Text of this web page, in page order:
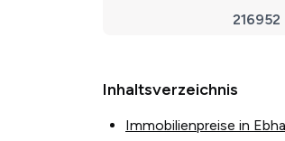
Inhaltsverzeichnis
Immobilienpreise in